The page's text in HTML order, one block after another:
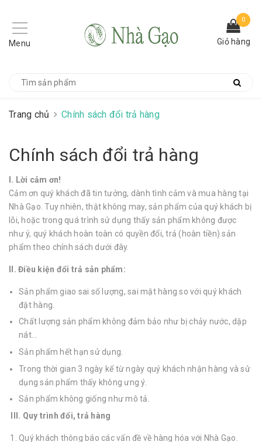
Menu
0
Giỏ hàng
Trang chủ Chính sách đổi trả hàng
Chính sách đổi trả hàng
I. Lời cảm ơn!
Cảm ơn quý khách đã tin tưởng, dành tình cảm và mua hàng tại
Nhà Gạo. Tuy nhiên, thật không may, sản phẩm của quý khách bị
lỗi, hoặc trong quá trình sử dụng thấy sản phẩm không được
như ý, quý khách hoàn toàn có quyền đổi, trả (hoàn tiền) sản
phẩm theo chính sách dưới đây.
II. Điều kiện đổi trả sản phẩm:
Sản phẩm giao sai số lượng, sai mặt hàng so với quý khách
đặt hàng.
Chất lượng sản phẩm không đảm bảo như bị chảy nước, dập
nát...
Sản phẩm hết hạn sử dụng.
Trong thời gian 3 ngày kể từ ngày quý khách nhận hàng và sử
dụng sản phẩm thấy không ưng ý.
Sản phẩm không giống như mô tả.
III. Quy trình đổi, trả hàng
Quý khách thông báo các vấn đề về hàng hóa với Nhà Gạo.